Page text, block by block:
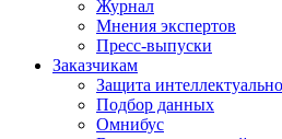
Журнал
Мнения экспертов
Пресс-выпуски
Заказчикам
Защита
Подбор данных
Омнибус